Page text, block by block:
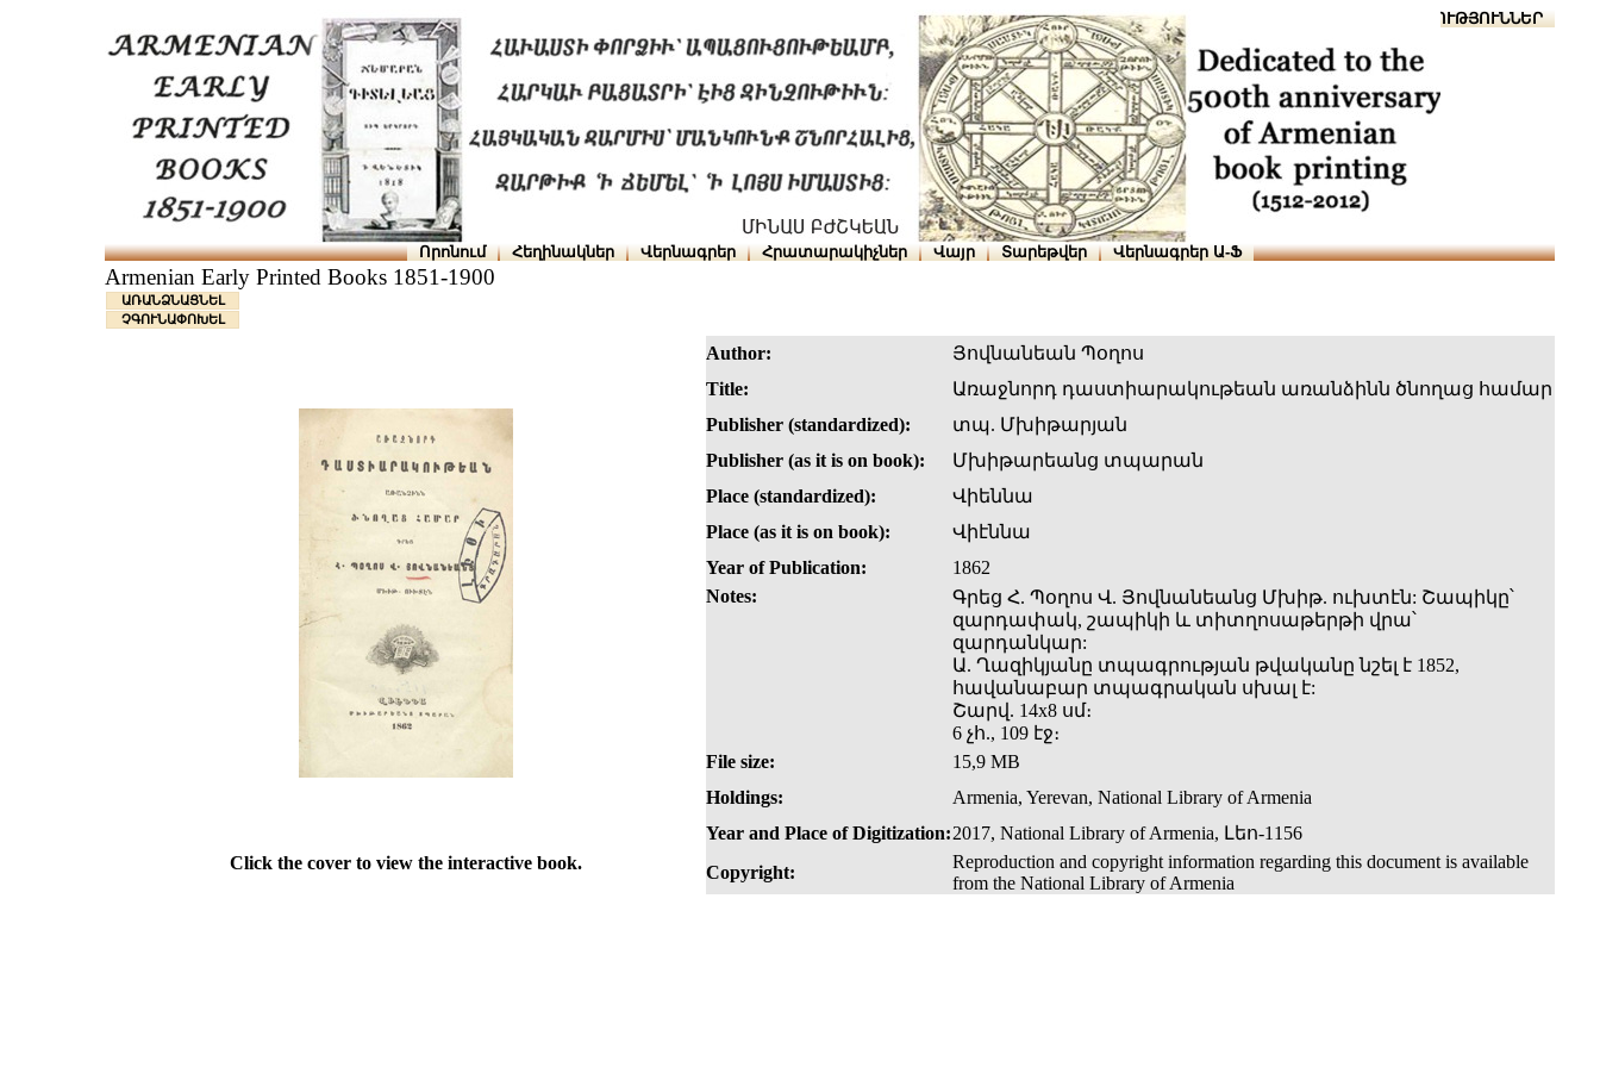
Տուն ՆԱԽԱՊԱՏՎՈՒԹՅՈՒՆՆԵՐ
Որոնում Հեղինակներ Վերնագրեր Հրատարակիչներ Վայր Տարեթվեր Վերնագրեր Ա-Ֆ
Armenian Early Printed Books 1851-1900
ԱՌԱՆՁՆԱՑՆԵԼ
ՉԳՈՒՆԱՓՈԽԵԼ
Author:
Յովնանեան Պօղոս
Title:
Առաջնորդ դաստիարակութեան առանձինն ծնողաց համար
Publisher (standardized):
տպ. Մխիթարյան
Publisher (as it is on book):
Մխիթարեանց տպարան
Place (standardized):
Վիեննա
Place (as it is on book):
Վիէննա
Year of Publication:
1862
Notes:
Գրեց Հ. Պօղոս Վ. Յովնանեանց Մխիթ. ուխտէն: Շապիկը՝
զարդափակ, շապիկի և տիտղոսաթերթի վրա՝
զարդանկար:
Ա. Ղազիկյանը տպագրության թվականը նշել է 1852,
հավանաբար տպագրական սխալ է:
Շարվ. 14x8 սմ։
6 չհ., 109 էջ։
File size:
15,9 MB
Holdings:
Armenia, Yerevan, National Library of Armenia
Year and Place of Digitization:2017, National Library of Armenia, Լեո-1156
Click the cover to view the interactive book.
Copyright:
Reproduction and copyright information regarding this document is available
from the National Library of Armenia